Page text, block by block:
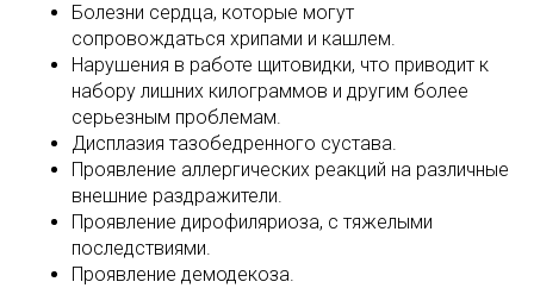
Болезни сердца, которые могут
сопровождаться хрипами и кашлем.
Нарушения в работе щитовидки, что приводит к
набору лишних килограммов и другим более
серьезным проблемам.
Дисплазия тазобедренного сустава.
Проявление аллергических реакций на различные
внешние раздражители.
Проявление дирофиляриоза, с тяжелыми
последствиями.
Проявление демодекоза.